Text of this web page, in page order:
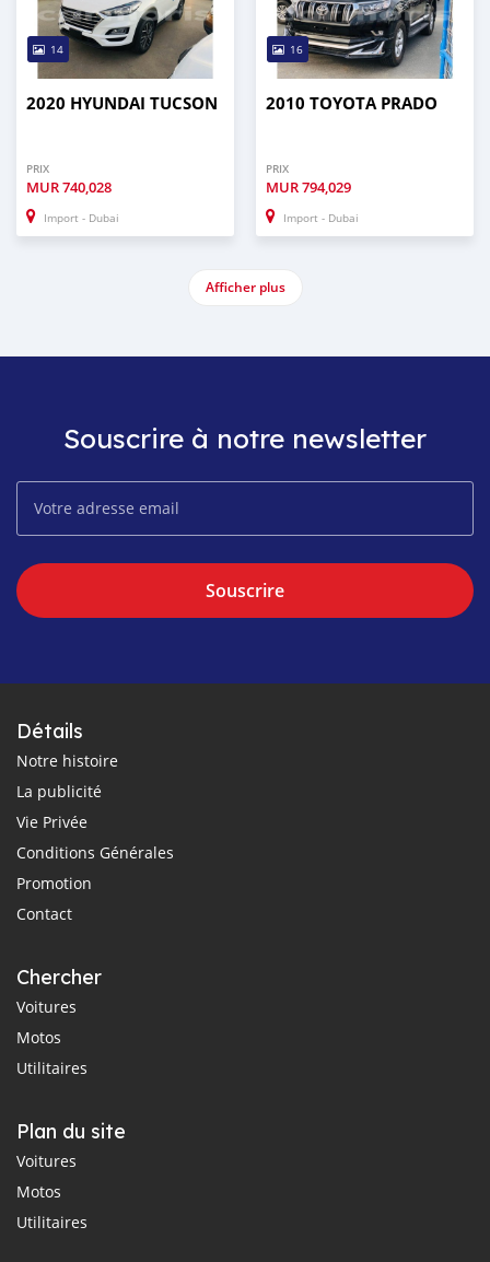
14
2020 HYUNDAI TUCSON
PRIX
MUR740,028
Import - Dubai
16
2010 TOYOTA PRADO
PRIX
MUR794,029
Import - Dubai
Afficher plus
Souscrire à notre newsletter
Souscrire
Détails
Notre histoire
La publicité
Vie Privée
Conditions Générales
Promotion
Contact
Chercher
Voitures
Motos
Utilitaires
Plan du site
Voitures
Motos
Utilitaires